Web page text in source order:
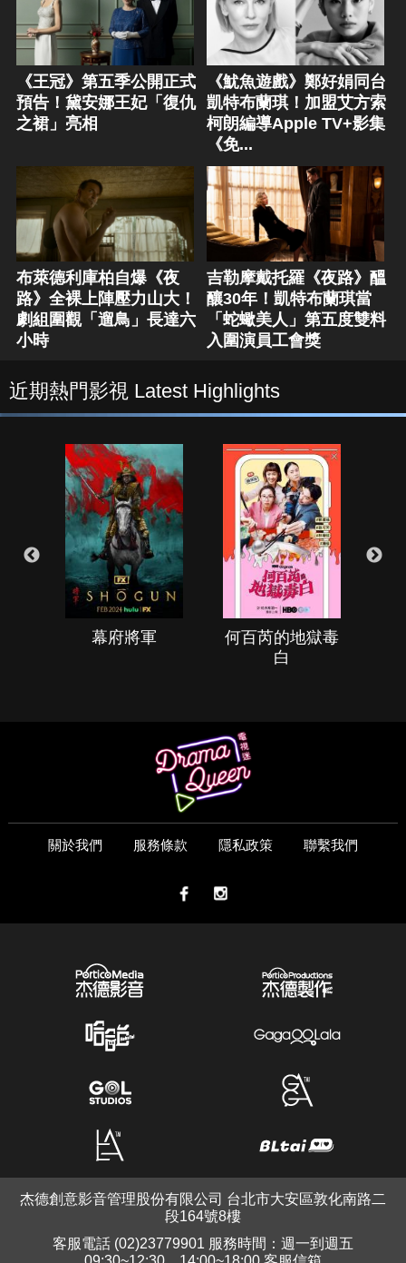
《王冠》第五季公開正式
預告！黛安娜王妃「復仇
之裙」亮相
《魷魚遊戲》鄭好娟同台
凱特布蘭琪！加盟艾方索
柯朗編導Apple TV+影集
《免...
布萊德利庫柏自爆《夜
路》全裸上陣壓力山大！
劇組圍觀「遛鳥」長達六
小時
吉勒摩戴托羅《夜路》醞
釀30年！凱特布蘭琪當
「蛇蠍美人」第五度雙料
入圍演員工會獎
近期熱門影視 Latest Highlights
幕府將軍
何百芮的地獄毒
白
關於我們 服務條款 隱私政策 聯繫我們
杰德創意影音管理股份有限公司 台北市大安區敦化南路二
段164號8樓
客服電話 (02)23779901 服務時間：週一到週五